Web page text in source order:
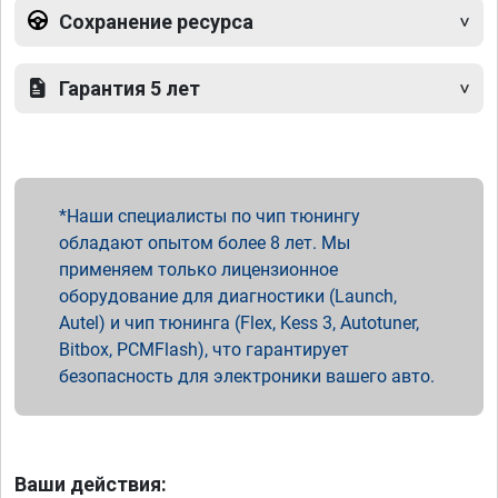
Сохранение ресурса
Гарантия 5 лет
Наши специалисты по чип тюнингу
обладают опытом более 8 лет. Мы
применяем только лицензионное
оборудование для диагностики (Launch,
Autel) и чип тюнинга (Flex, Kess 3, Autotuner,
Bitbox, PCMFlash), что гарантирует
безопасность для электроники вашего авто.
Ваши действия: